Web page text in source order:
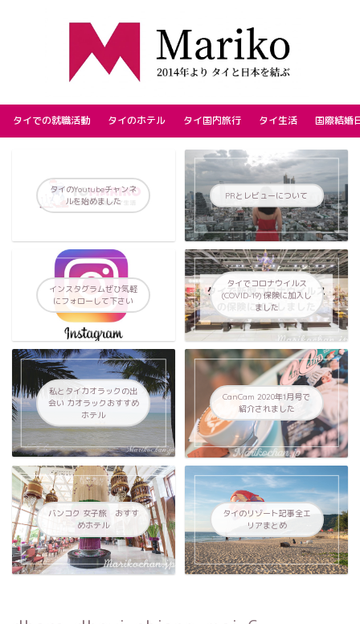
タイでの就職活動 タイのホテル タイ国内旅行 タイ生活 国際結婚
タイのYoutubeチャンネ
ルを始めました
PRとレビューについて
インスタグラムぜひ気軽
にフォローして下さい
タイでコロナウイルス
(COVID-19) 保険に加入し
ました
私とタイカオラックの出
会い カオラックおすすめ
ホテル
CanCam 2020年1月号で
紹介されました
バンコク 女子旅 おすす
めホテル
タイのリゾート記事全エ
リアまとめ